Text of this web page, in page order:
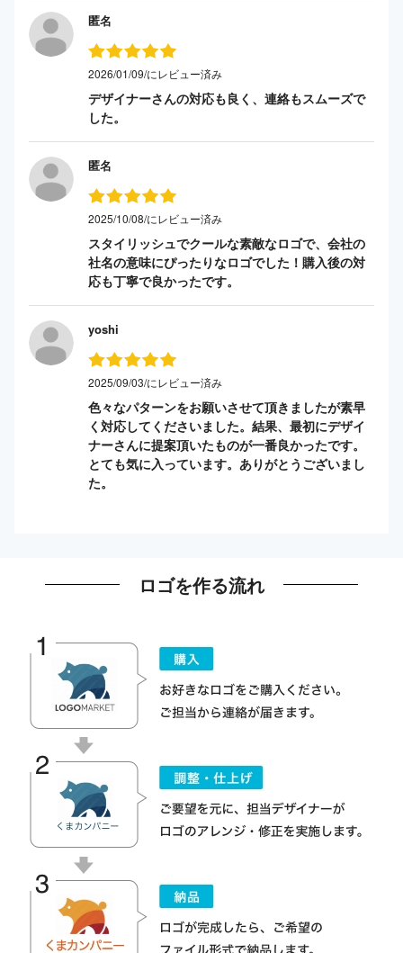
匿名
2026/01/09/にレビュー済み
デザイナーさんの対応も良く、連絡もスムーズで
した。
匿名
2025/10/08/にレビュー済み
スタイリッシュでクールな素敵なロゴで、会社の
社名の意味にぴったりなロゴでした！購入後の対
応も丁寧で良かったです。
yoshi
2025/09/03/にレビュー済み
色々なパターンをお願いさせて頂きましたが素早
く対応してくださいました。結果、最初にデザイ
ナーさんに提案頂いたものが一番良かったです。
とても気に入っています。ありがとうございまし
た。
ロゴを作る流れ